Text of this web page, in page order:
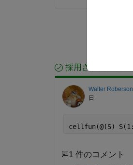
採用された回答
Walter Roberson
日
cellfun(@(S)
1 件のコメント